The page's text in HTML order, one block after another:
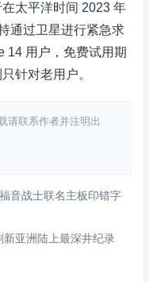
太平洋时间 2023 年
通过卫星进行紧急求
14 用户，免费试用期
针对老用户。
请联系作者并注明出
音战士联名主板印错字
新亚洲陆上最深井纪录